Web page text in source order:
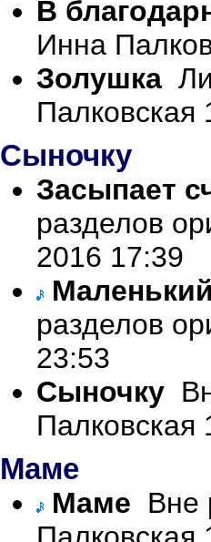
В
Инна
Золушка
Палковская
Сыночку
Засыпает
разделов
2016 17:39
разделов
23:53
Сыночку
Палковская
Маме
Маме Вне